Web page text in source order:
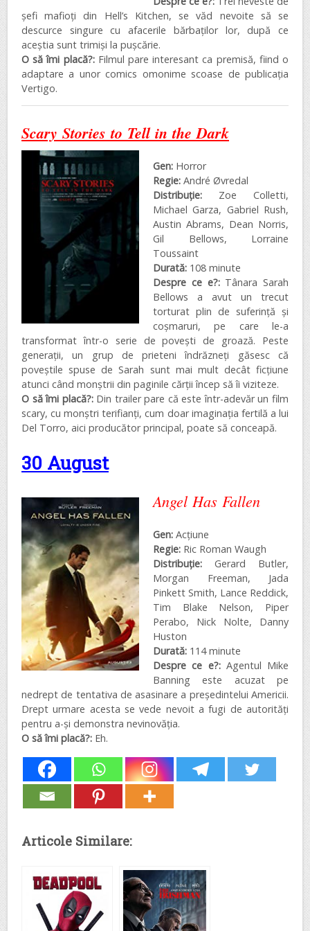
șefi mafioți din Hell’s Kitchen, se văd nevoite să se
descurce singure cu afacerile bărbaților lor, după ce
aceștia sunt trimiși la pușcărie.
O să îmi placă?:Filmul pare interesant ca premisă, fiind o
adaptare a unor comics omonime scoase de publicația
Vertigo.
Scary Stories to Tell in the Dark
Gen: Horror
Regie: André Øvredal
Distribuţie: Zoe Colletti,
Michael Garza, Gabriel Rush,
Austin Abrams, Dean Norris,
Gil Bellows, Lorraine
Toussaint
Durată: 108 minute
Despre ce e?: Tânara Sarah
Bellows a avut un trecut
torturat plin de suferință și
coșmaruri, pe care le-a
transformat într-o serie de povești de groază. Peste
generații, un grup de prieteni îndrăzneți găsesc că
poveștile spuse de Sarah sunt mai mult decât ficțiune
atunci când monștrii din paginile cărții încep să îi viziteze.
O să îmi placă?:Din trailer pare că este într-adevăr un film
scary, cu monștri terifianți, cum doar imaginația fertilă a lui
Del Torro, aici producător principal, poate să conceapă.
30 August
Angel Has Fallen
Gen: Acțiune
Regie: Ric Roman Waugh
Distribuţie: Gerard Butler,
Morgan Freeman, Jada
Pinkett Smith, Lance Reddick,
Tim Blake Nelson, Piper
Perabo, Nick Nolte, Danny
Huston
Durată: 114 minute
Despre ce e?:Agentul Mike
Banning este acuzat pe
nedrept de tentativa de asasinare a președintelui Americii.
Drept urmare acesta se vede nevoit a fugi de autorități
pentru a-și demonstra nevinovăția.
O să îmi placă?: Eh.
Articole Similare: